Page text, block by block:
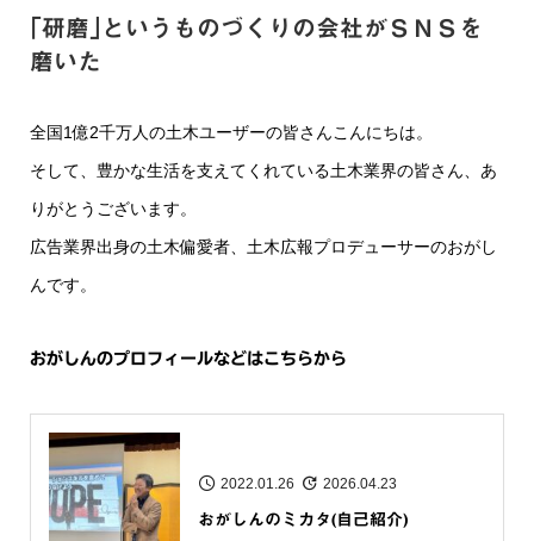
｢研磨｣というものづくりの会社がＳＮＳを
磨いた
全国1億2千万人の土木ユーザーの皆さんこんにちは。
そして、豊かな生活を支えてくれている土木業界の皆さん、あ
りがとうございます。
広告業界出身の土木偏愛者、土木広報プロデューサーのおがし
んです。
おがしんのプロフィールなどはこちらから
2022.01.26 2026.04.23
おがしんのミカタ(自己紹介)